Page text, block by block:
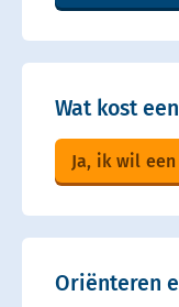
Wat kost
Ja, ik wil
Oriënteren